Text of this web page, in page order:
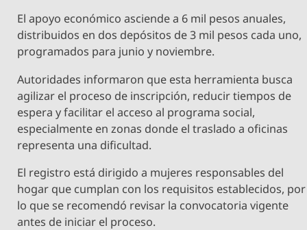
El apoyo económico asciende a 6 mil pesos anuales,
distribuidos en dos depósitos de 3 mil pesos cada uno,
programados para junio y noviembre.
Autoridades informaron que esta herramienta busca
agilizar el proceso de inscripción, reducir tiempos de
espera y facilitar el acceso al programa social,
especialmente en zonas donde el traslado a oficinas
representa una dificultad.
El registro está dirigido a mujeres responsables del
hogar que cumplan con los requisitos establecidos, por
lo que se recomendó revisar la convocatoria vigente
antes de iniciar el proceso.